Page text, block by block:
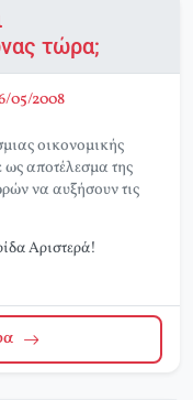
τώρα;
05/2008
οικονομικής
ως αποτέλεσμα της
να αυξήσουν τις
Αριστερά!